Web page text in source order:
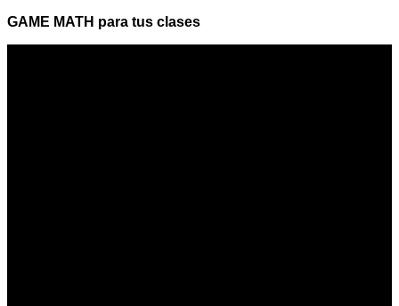
GAME MATH para tus clases